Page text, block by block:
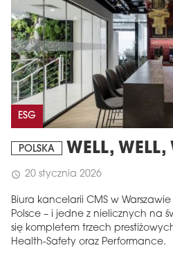
ESG
POLSKA WELL, WELL,
schedule 20 stycznia 2026
Biura kancelarii CMS w
Polsce – i jedne z nielicznych na
się kompletem trzech
Health-Safety oraz Performance.